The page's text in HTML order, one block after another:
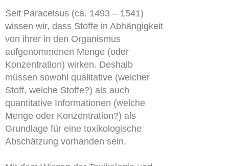
Seit Paracelsus (ca. 1493 – 1541)
wissen wir, dass Stoffe in Abhängigkeit
von ihrer in den Organismus
aufgenommenen Menge (oder
Konzentration) wirken. Deshalb
müssen sowohl qualitative (welcher
Stoff, welche Stoffe?) als auch
quantitative Informationen (welche
Menge oder Konzentration?) als
Grundlage für eine toxikologische
Abschätzung vorhanden sein.